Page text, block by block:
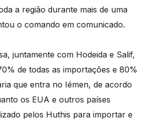
a região durante mais de uma
o comando em comunicado.
juntamente com Hodeida e Salif,
de todas as importações e 80%
que entra no Iémen, de acordo
os EUA e outros países
pelos Huthis para importar e